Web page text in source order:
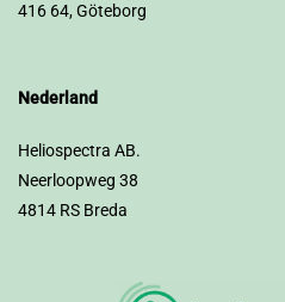
416 64, Göteborg
Nederland
Heliospectra AB.
Neerloopweg 38
4814 RS Breda